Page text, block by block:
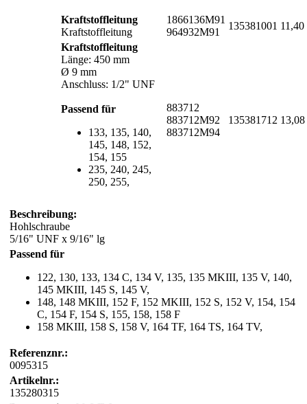
Kraftstoffleitung
Kraftstoffleitung
1866136M91
964932M91
135381001
Kraftstoffleitung
Länge: 450 mm
Ø 9 mm
Anschluss: 1/2" UNF
Passend für
133, 135, 140,
145, 148, 152,
154, 155
235, 240, 245,
250, 255,
883712
883712M92
883712M94
135381712
Beschreibung:
Hohlschraube
5/16" UNF x 9/16" lg
Passend für
122, 130, 133, 134 C, 134 V, 135, 135 MKIII, 135 V, 140,
145 MKIII, 145 S, 145 V,
148, 148 MKIII, 152 F, 152 MKIII, 152 S, 152 V, 154, 154
C, 154 F, 154 S, 155, 158, 158 F
158 MKIII, 158 S, 158 V, 164 TF, 164 TS, 164 TV,
Referenznr.:
0095315
Artikelnr.:
135280315